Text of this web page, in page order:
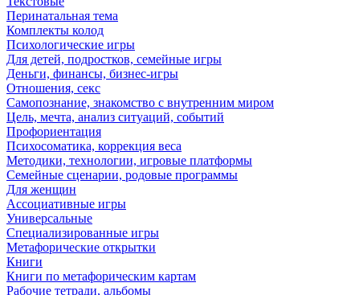
Перинатальная тема
Комплекты колод
Психологические игры
Для детей, подростков, семейные игры
Деньги, финансы, бизнес-игры
Отношения, секс
Самопознание, знакомство с внутренним миром
Цель, мечта, анализ ситуаций, событий
Профориентация
Психосоматика, коррекция веса
Методики, технологии, игровые платформы
Семейные сценарии, родовые программы
Для женщин
Ассоциативные игры
Универсальные
Специализированные игры
Метафорические открытки
Книги
Книги по метафорическим картам
Рабочие тетради, альбомы